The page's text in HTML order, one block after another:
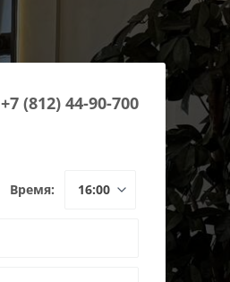
+7 (812) 44-90-700
Время: